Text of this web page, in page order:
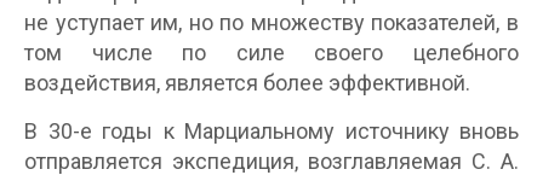
не уступает им, но по множеству показателей, в
том числе по силе своего целебного
воздействия, является более эффективной.
В 30-е годы к Марциальному источнику вновь
отправляется экспедиция, возглавляемая С. А.